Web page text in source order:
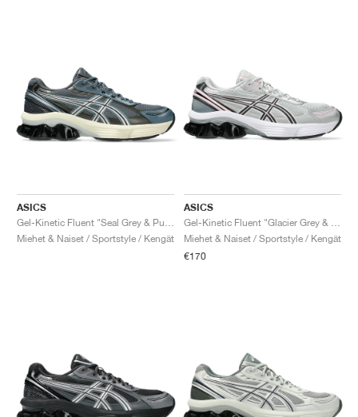
ASICS
Gel-Kinetic Fluent "Seal Grey & Pure Silver"
Miehet & Naiset / Sportstyle / Kengät
ASICS
Gel-Kinetic Fluent "Glacier Grey & Graphite Grey"
Miehet & Naiset / Sportstyle / Kengät
€170